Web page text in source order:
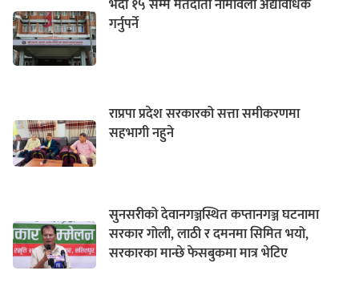
भदौ १५ सम्म मतदाता नामावली अद्यावधिक
गर्नुपर्ने
राप्रपा प्रदेश सरकारको सत्ता समीकरणमा
सहभागी नहुने
सुनसरीको देवानगञ्जस्थित कप्तानगञ्ज घटनामा
सरकार गोली, लाठी र दमनमा सिमित भयो,
सरकारका मान्छे फेसबुकमा मात्र भेटिए